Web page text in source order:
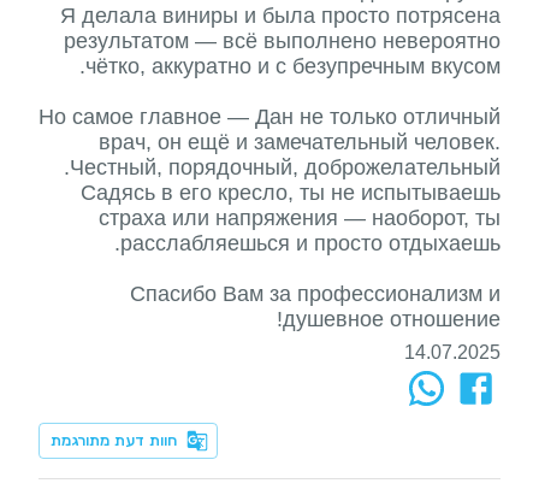
Я делала виниры и была просто потрясена
результатом — всё выполнено невероятно
Но самое главное — Дан не только отличный
врач, он ещё и замечательный человек.
Садясь в его кресло, ты не испытываешь
страха или напряжения — наоборот, ты
Спасибо Вам за профессионализм и
душевное отношение!
14.07.2025
חוות דעת מתורגמת